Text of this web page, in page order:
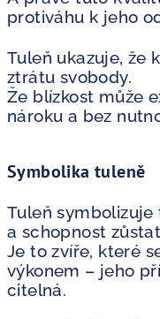
protiváhu k jeho
Tuleň ukazuje, že
ztrátu svobody.
Že blízkost může
nároku a bez
Symbolika tuleně
Tuleň
a schopnost
Je to zvíře, které
výkonem – jeho
citelná.